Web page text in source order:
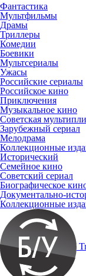
Фантастика
Мультфильмы
Драмы
Триллеры
Комедии
Боевики
Мультсериалы
Ужасы
Российские сериалы
Российское кино
Приключения
Музыкальное кино
Советская
Зарубежный сериал
Мелодрама
Коллекционные
Исторический
Семейное кино
Советский сериал
Биографическое
Документально-
Коллекционные